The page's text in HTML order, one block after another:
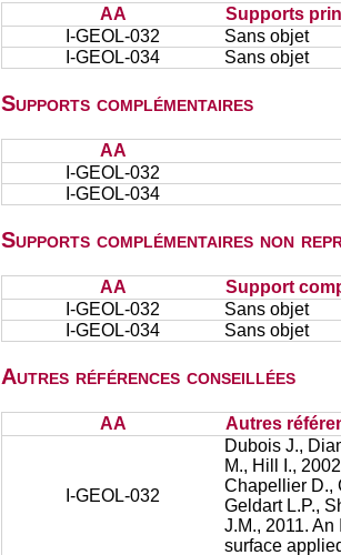
AA
Supports
I-GEOL-032
Sans objet
I-GEOL-034
Sans objet
Supports complémentaires
AA
I-GEOL-032
I-GEOL-034
Supports complémentaires non
AA
Support
I-GEOL-032
Sans objet
I-GEOL-034
Sans objet
Autres références conseillées
AA Autres
I-GEOL-032
Dubois J.,
M., Hill I.,
Chapellier D.,
Geldart L.P.,
J.M., 2011.
surface